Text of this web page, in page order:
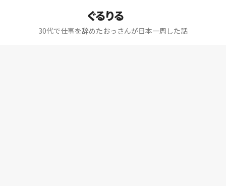
ぐるりる
30代で仕事を辞めたおっさんが日本一周した話